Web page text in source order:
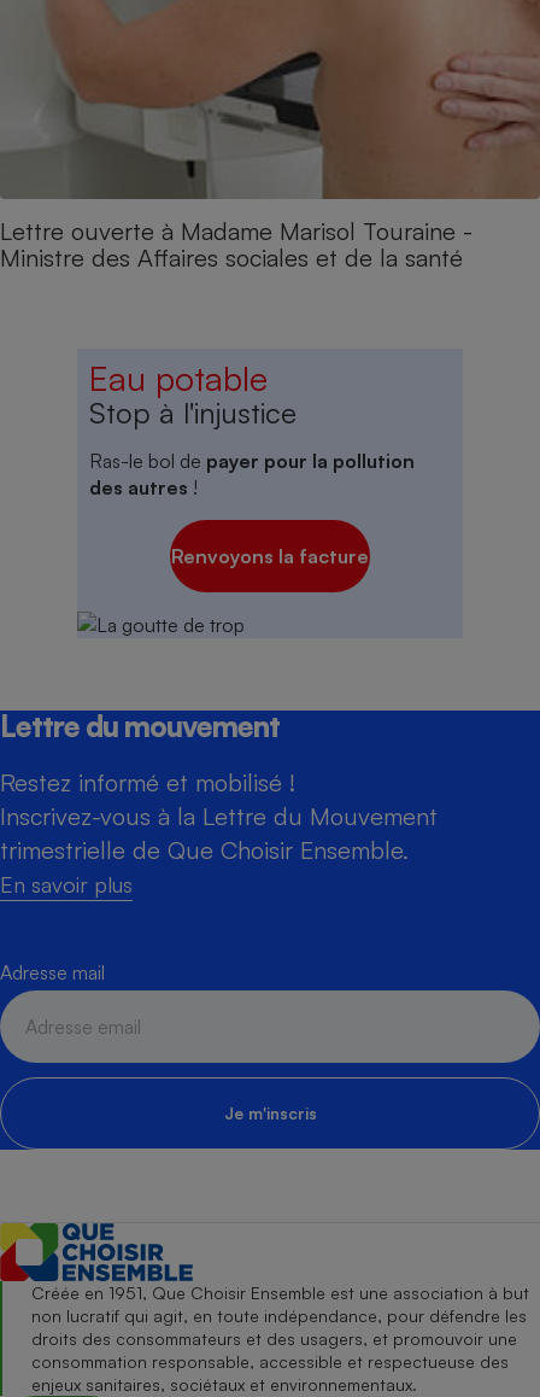
Lettre ouverte à Madame Marisol Touraine -
Ministre des Affaires sociales et de la santé
Eau potable
Stop à l'injustice
Ras-le bol de payer pour la pollution
des autres !
Renvoyons la facture
Lettre du mouvement
Restez informé et mobilisé !
Inscrivez-vous à la Lettre du Mouvement
trimestrielle de Que Choisir Ensemble.
En savoir plus
Adresse mail
Je m'inscris
Créée en 1951, Que Choisir Ensemble est une association à but
non lucratif qui agit, en toute indépendance, pour défendre les
droits des consommateurs et des usagers, et promouvoir une
consommation responsable, accessible et respectueuse des
enjeux sanitaires, sociétaux et environnementaux.